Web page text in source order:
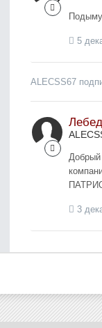
5
ALECSS67
Добрый
3